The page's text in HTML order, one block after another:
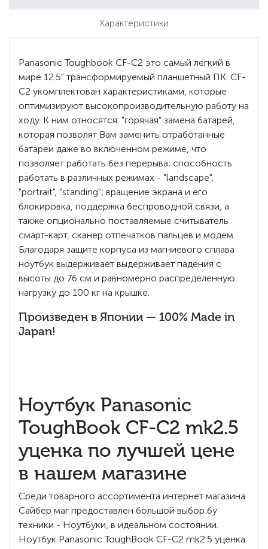
Характеристики
Panasonic Toughbook CF-C2 это самый легкий в
мире 12.5" трансформируемый планшетный ПК. CF-
C2 укомплектован характеристиками, которые
оптимизируют высокопроизводительную работу на
ходу. К ним относятся: "горячая" замена батарей,
которая позволят Вам заменить отработанные
батареи даже во включенном режиме, что
позволяет работать без перерыва; способность
работать в различных режимах - "landscape",
"portrait", "standing"; вращение экрана и его
блокировка, поддержка беспроводной связи, а
также опционально поставляемые считыватель
смарт-карт, сканер отпечатков пальцев и модем.
Благодаря защите корпуса из магниевого сплава
ноутбук выдерживает выдерживает падения с
высоты до 76 см и равномерно распределенную
нагрузку до 100 кг на крышке.
Произведен в Японии — 100% Made in
Japan!
Ноутбук Panasonic
ToughBook CF-C2 mk2.5
уценка по лучшей цене
в нашем магазине
Среди товарного ассортимента интернет магазина
Сайбер маг предоставлен большой выбор бу
техники - Ноутбуки, в идеальном состоянии.
Ноутбук Panasonic ToughBook CF-C2 mk2.5 уценка